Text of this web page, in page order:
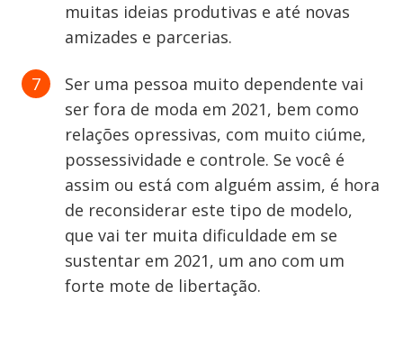
muitas ideias produtivas e até novas
amizades e parcerias.
Ser uma pessoa muito dependente vai
ser fora de moda em 2021, bem como
relações opressivas, com muito ciúme,
possessividade e controle. Se você é
assim ou está com alguém assim, é hora
de reconsiderar este tipo de modelo,
que vai ter muita dificuldade em se
sustentar em 2021, um ano com um
forte mote de libertação.